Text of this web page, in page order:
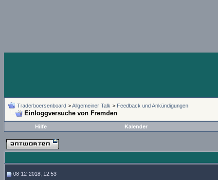
Traderboersenboard >Allgemeiner Talk > Feedback und Ankündigungen
Einloggversuche von Fremden
Hilfe Kalender
08-12-2018, 12:53